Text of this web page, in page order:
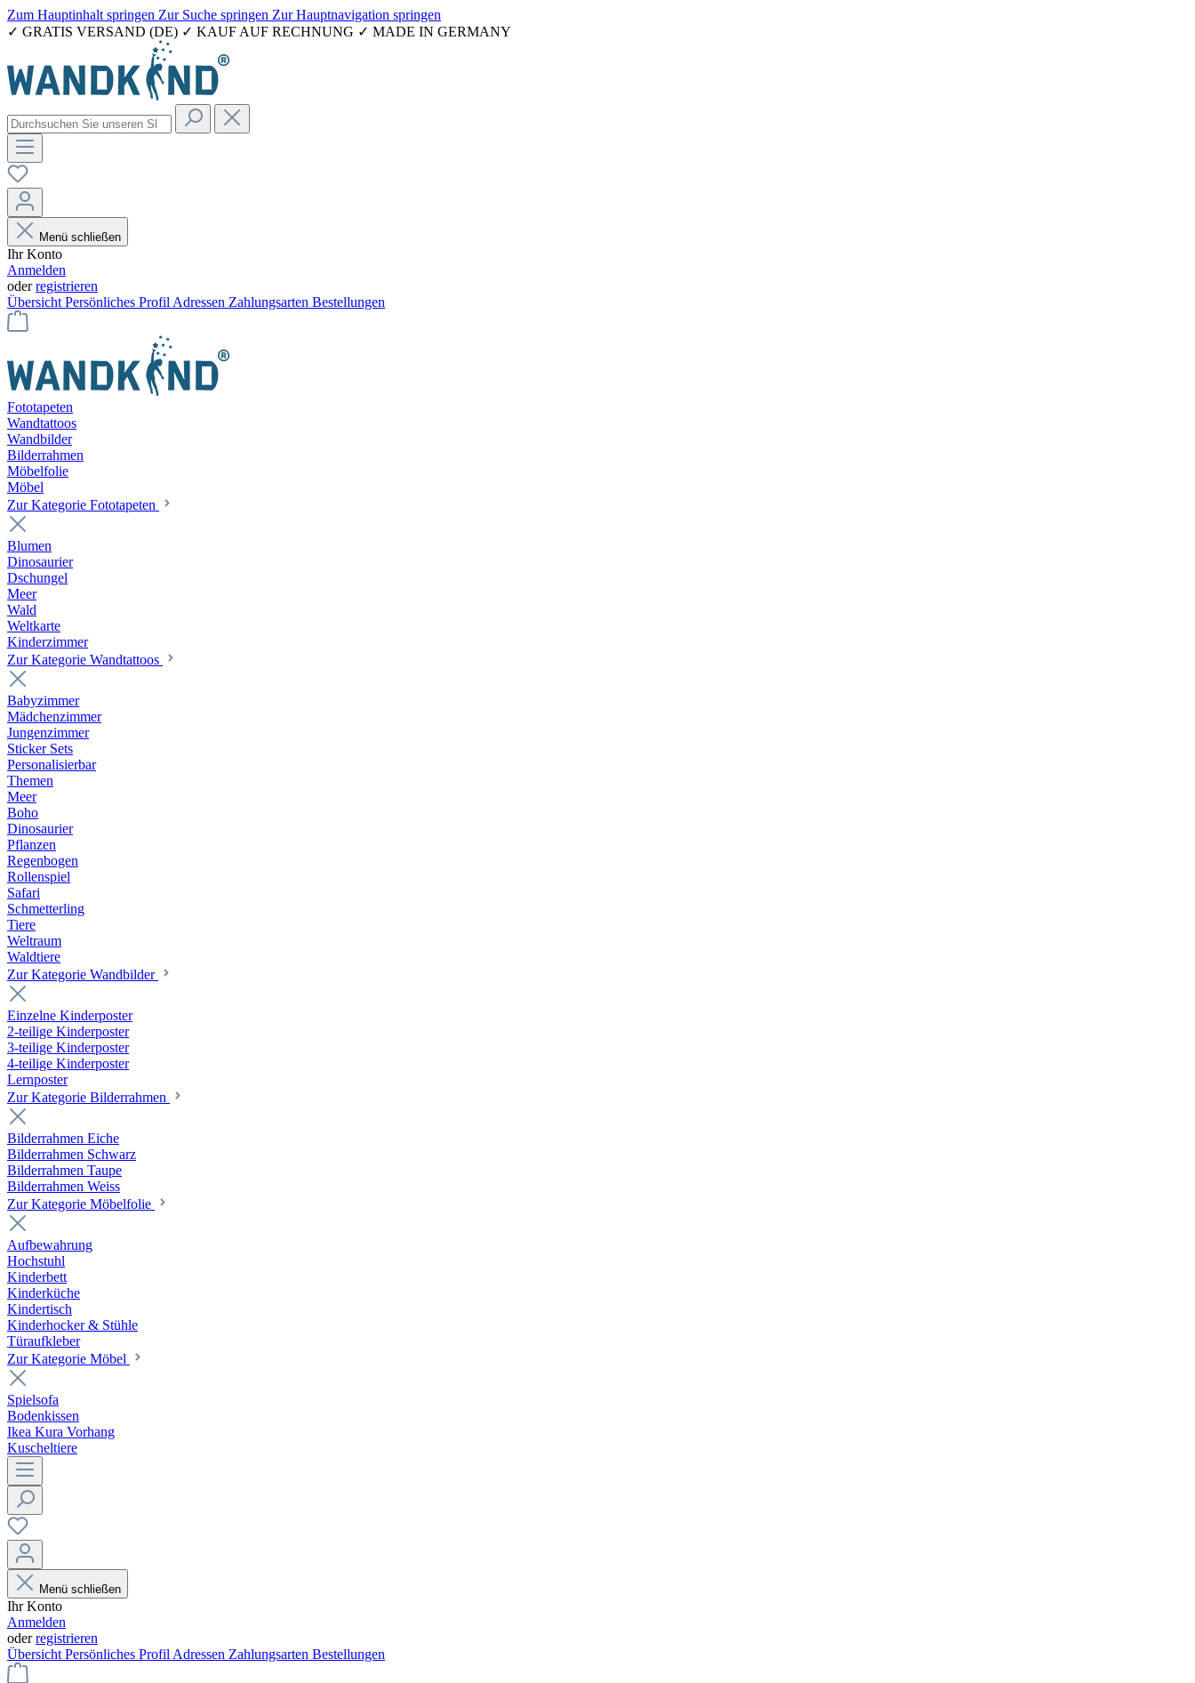
Zum Hauptinhalt springen Zur Suche springen Zur Hauptnavigation springen
✓ GRATIS VERSAND (DE) ✓ KAUF AUF RECHNUNG ✓ MADE IN GERMANY
Menü schließen
Ihr Konto
Anmelden
oderregistrieren
Übersicht Persönliches Profil Adressen Zahlungsarten Bestellungen
Fototapeten
Wandtattoos
Wandbilder
Bilderrahmen
Möbelfolie
Möbel
Zur Kategorie Fototapeten
Blumen
Dinosaurier
Dschungel
Meer
Wald
Weltkarte
Kinderzimmer
Zur Kategorie Wandtattoos
Babyzimmer
Mädchenzimmer
Jungenzimmer
Sticker Sets
Personalisierbar
Themen
Meer
Boho
Dinosaurier
Pflanzen
Regenbogen
Rollenspiel
Safari
Schmetterling
Tiere
Weltraum
Waldtiere
Zur Kategorie Wandbilder
Einzelne Kinderposter
2-teilige Kinderposter
3-teilige Kinderposter
4-teilige Kinderposter
Lernposter
Zur Kategorie Bilderrahmen
Bilderrahmen Eiche
Bilderrahmen Schwarz
Bilderrahmen Taupe
Bilderrahmen Weiss
Zur Kategorie Möbelfolie
Aufbewahrung
Hochstuhl
Kinderbett
Kinderküche
Kindertisch
Kinderhocker & Stühle
Türaufkleber
Zur Kategorie Möbel
Spielsofa
Bodenkissen
Ikea Kura Vorhang
Kuscheltiere
Menü schließen
Ihr Konto
Anmelden
oderregistrieren
Übersicht Persönliches Profil Adressen Zahlungsarten Bestellungen